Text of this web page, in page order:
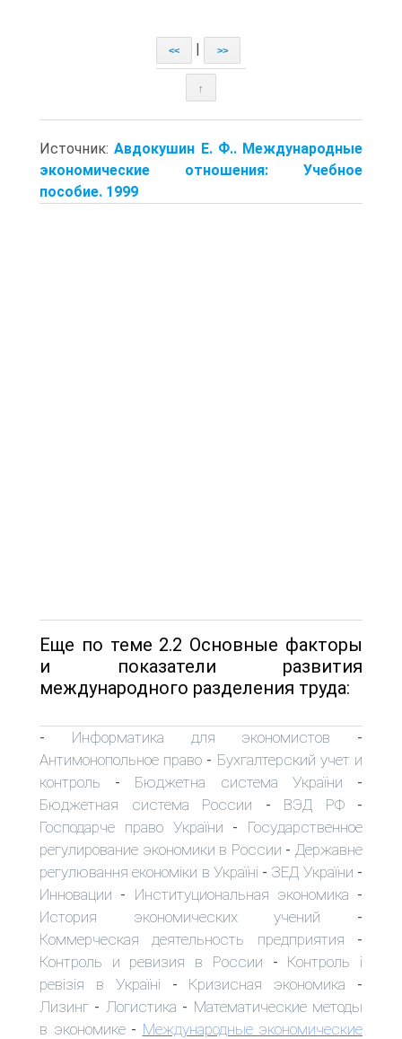
<< >>
↑
Источник:Авдокушин Е. Ф.. Международные
экономические отношения: Учебное
пособие. 1999
Еще по теме 2.2 Основные факторы
и показатели развития
международного разделения труда:
- Информатика для экономистов -
Антимонопольное право - Бухгалтерский учет и
контроль - Бюджетна система України -
Бюджетная система России - ВЭД РФ-
Господарче право України - Государственное
регулирование экономики в России - Державне
регулювання економіки в Україні - ЗЕД України -
Инновации - Институциональная экономика -
История экономических учений -
Коммерческая деятельность предприятия -
Контроль и ревизия в России - Контроль і
ревізія в Україні - Кризисная экономика -
Лизинг - Логистика - Математические методы
в экономике - Международные экономические